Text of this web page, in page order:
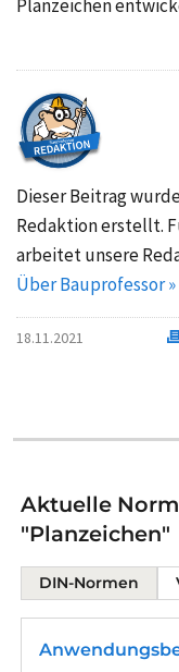
Planzeichen
Dieser Beitrag
Redaktion erstellt.
arbeitet unsere
Über Bauprofessor »
18.11.2021
Aktuelle
"Planzeichen"
DIN-Normen